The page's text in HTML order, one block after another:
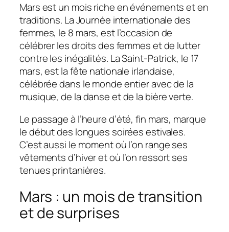
Mars est un mois riche en événements et en
traditions. La Journée internationale des
femmes, le 8 mars, est l’occasion de
célébrer les droits des femmes et de lutter
contre les inégalités. La Saint-Patrick, le 17
mars, est la fête nationale irlandaise,
célébrée dans le monde entier avec de la
musique, de la danse et de la bière verte.
Le passage à l’heure d’été, fin mars, marque
le début des longues soirées estivales.
C’est aussi le moment où l’on range ses
vêtements d’hiver et où l’on ressort ses
tenues printanières.
Mars : un mois de transition
et de surprises